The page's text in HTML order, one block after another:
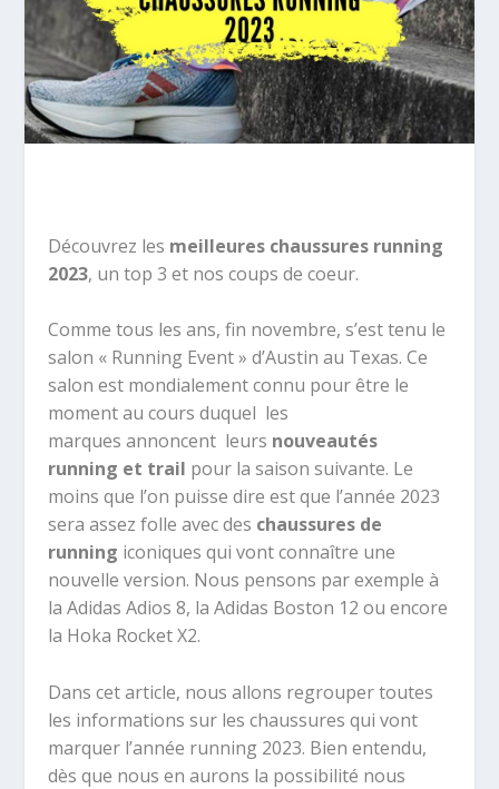
Découvrez les meilleures chaussures running
2023, un top 3 et nos coups de coeur.
Comme tous les ans, fin novembre, s’est tenu le
salon « Running Event » d’Austin au Texas. Ce
salon est mondialement connu pour être le
momentau cours duquel les
marques annoncent leurs nouveautés
running et trail pour la saison suivante. Le
moins que l’on puisse dire est que l’année 2023
sera assez folle avec des chaussures de
running iconiques qui vont connaître une
nouvelle version. Nous pensons par exemple à
la Adidas Adios 8, la Adidas Boston 12 ou encore
la Hoka Rocket X2.
Dans cet article, nous allons regrouper toutes
les informations sur les chaussures qui vont
marquer l’année running 2023. Bien entendu,
dès que nous en aurons la possibilité nous